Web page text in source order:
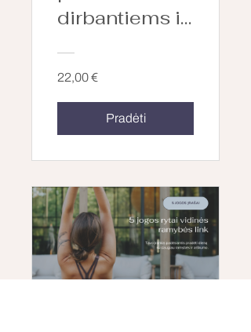
dirbantiems iš
22,00 €
Pradėti